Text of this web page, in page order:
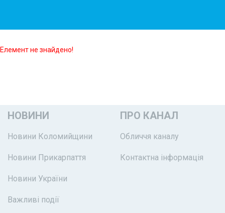
Елемент не знайдено!
НОВИНИ
Новини Коломийщини
Новини Прикарпаття
Новини України
Важливі події
ПРО КАНАЛ
Обличчя каналу
Контактна інформація